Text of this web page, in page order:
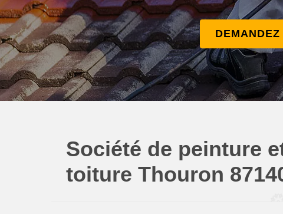
Société de peinture
toiture Thouron